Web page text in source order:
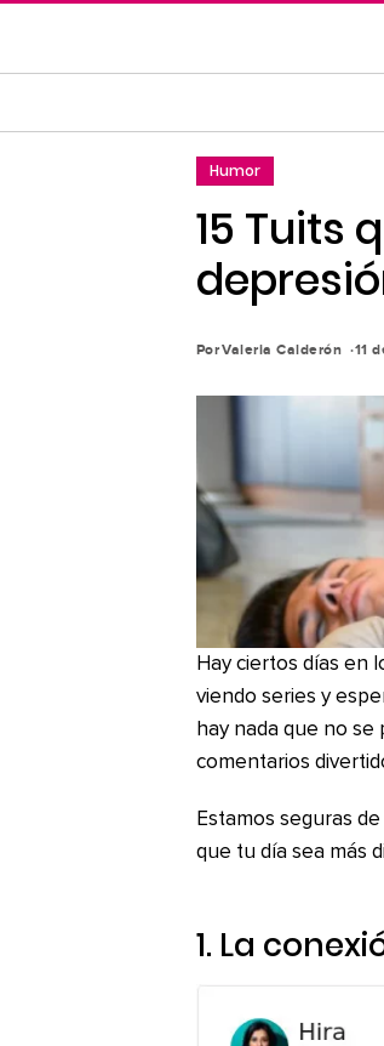
contenido
Humor
15 Tuits
PorValeria Calderón 11
Hay ciertos días en
viendo series y
hay nada que no
comentarios
Estamos seguras
que tu día sea más
1. La